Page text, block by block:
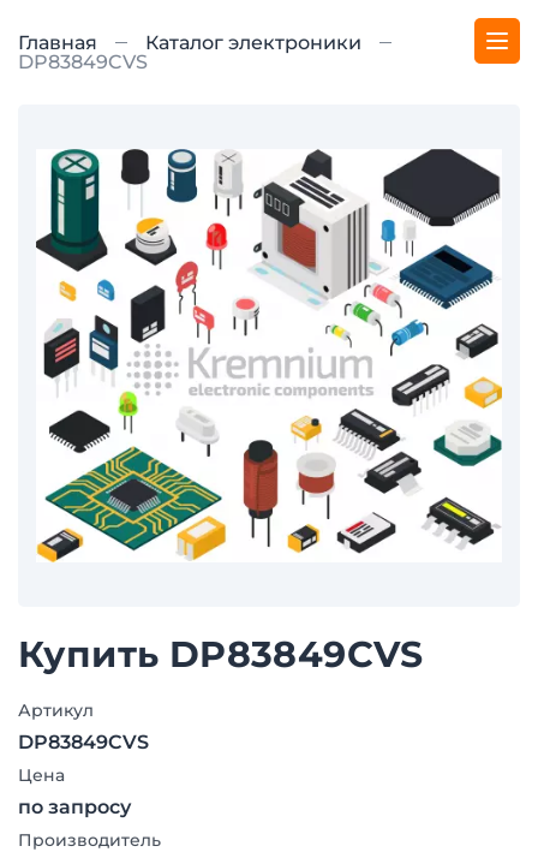
Главная
Каталог электроники
DP83849CVS
Купить DP83849CVS
Артикул
DP83849CVS
Цена
по запросу
Производитель